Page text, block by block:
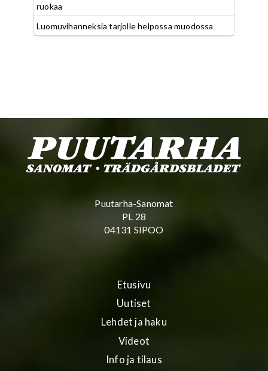
ruokaa
Luomuvihanneksia tarjolle helpossa muodossa
Puutarha-Sanomat
PL 28
04131 SIPOO
Etusivu
Uutiset
Lehdet ja haku
Videot
Info ja tilaus